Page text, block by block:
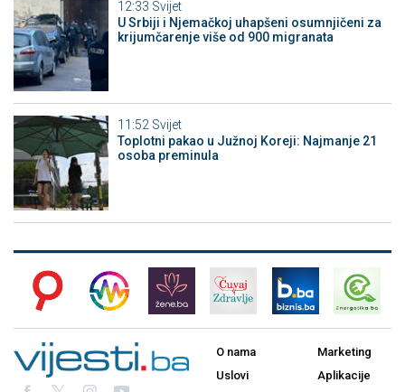
12:33 Svijet
U Srbiji i Njemačkoj uhapšeni osumnjičeni za
krijumčarenje više od 900 migranata
11:52 Svijet
Toplotni pakao u Južnoj Koreji: Najmanje 21
osoba preminula
O nama
Uslovi
Marketing
Aplikacije